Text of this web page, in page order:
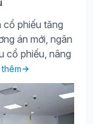
cổ phiếu tăng
án mới, ngân
cổ phiếu, nâng